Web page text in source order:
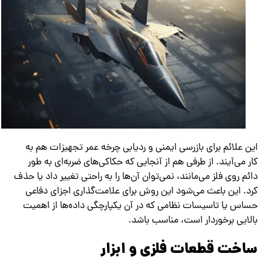
این علائم برای بازرسی ایمنی و ردیابی چرخه عمر تجهیزات هم به
کار می‌آیند. از طرفی هم از آنجایی که حکاکی‌های ضربه‌ای به طور
دائم روی فلز می‌مانند، نمی‌توان آن‌ها را به راحتی تغییر داد یا حذف
کرد. این باعث می‌شود این روش برای علامت‌گذاری اجزای دفاعی
حساس یا تاسیسات نظامی که در آن یکپارچگی داده‌ها از اهمیت
بالایی برخوردار است، مناسب باشد.
ساخت قطعات فلزی و ابزار